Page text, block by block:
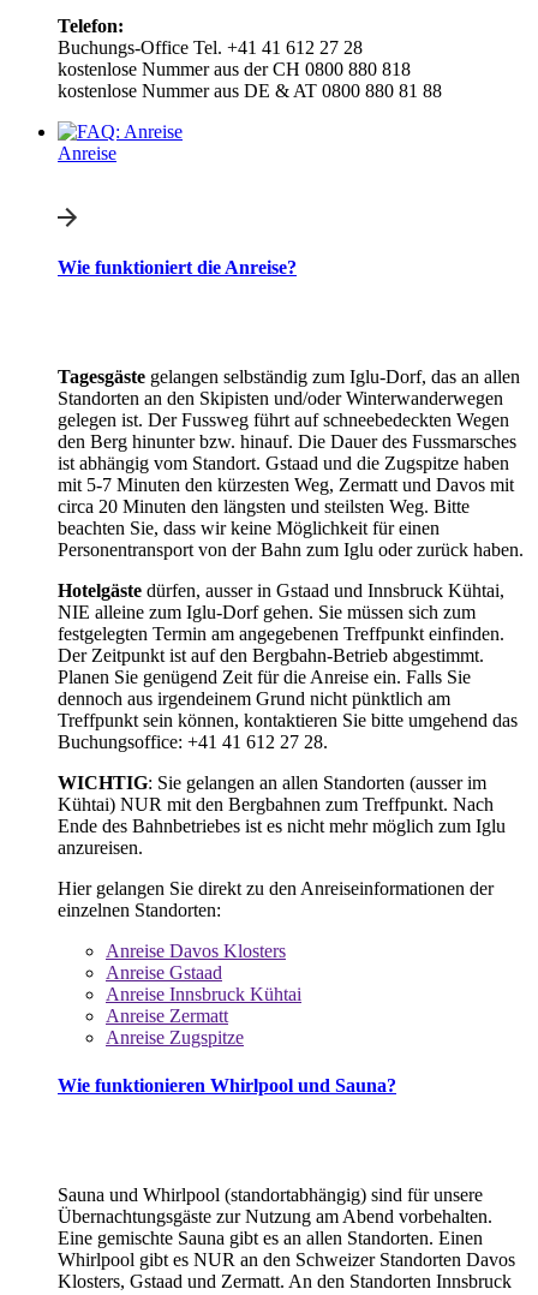
Telefon:
Buchungs-Office Tel. +41 41 612 27 28
kostenlose Nummer aus der CH 0800 880 818
kostenlose Nummer aus DE & AT 0800 880 81 88
Anreise
Wie funktioniert die Anreise?
Tagesgäste gelangen selbständig zum Iglu-Dorf, das an allen
Standorten an den Skipisten und/oder Winterwanderwegen
gelegen ist. Der Fussweg führt auf schneebedeckten Wegen
den Berg hinunter bzw. hinauf. Die Dauer des Fussmarsches
ist abhängig vom Standort. Gstaad und die Zugspitze haben
mit 5-7 Minuten den kürzesten Weg, Zermatt und Davos mit
circa 20 Minuten den längsten und steilsten Weg. Bitte
beachten Sie, dass wir keine Möglichkeit für einen
Personentransport von der Bahn zum Iglu oder zurück haben.
Hotelgäste dürfen, ausser in Gstaad und Innsbruck Kühtai,
NIE alleine zum Iglu-Dorf gehen. Sie müssen sich zum
festgelegten Termin am angegebenen Treffpunkt einfinden.
Der Zeitpunkt ist auf den Bergbahn-Betrieb abgestimmt.
Planen Sie genügend Zeit für die Anreise ein. Falls Sie
dennoch aus irgendeinem Grund nicht pünktlich am
Treffpunkt sein können, kontaktieren Sie bitte umgehend das
Buchungsoffice: +41 41 612 27 28.
WICHTIG: Sie gelangen an allen Standorten (ausser im
Kühtai) NUR mit den Bergbahnen zum Treffpunkt. Nach
Ende des Bahnbetriebes ist es nicht mehr möglich zum Iglu
anzureisen.
Hier gelangen Sie direkt zu den Anreiseinformationen der
einzelnen Standorten:
Anreise Davos Klosters
Anreise Gstaad
Anreise Innsbruck Kühtai
Anreise Zermatt
Anreise Zugspitze
Wie funktionieren Whirlpool und Sauna?
Sauna und Whirlpool (standortabhängig) sind für unsere
Übernachtungsgäste zur Nutzung am Abend vorbehalten.
Eine gemischte Sauna gibt es an allen Standorten. Einen
Whirlpool gibt es NUR an den Schweizer Standorten Davos
Klosters, Gstaad und Zermatt. An den Standorten Innsbruck